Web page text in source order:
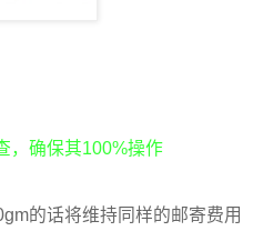
，确保其100%操作
的话将维持同样的邮寄费用